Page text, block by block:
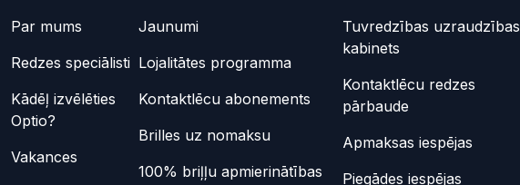
Par mums
Redzes speciālisti
Kādēļ izvēlēties
Optio?
Vakances
Jaunumi
Lojalitātes programma
Kontaktlēcu abonements
Brilles uz nomaksu
100% briļļu apmierinātības
Tuvredzības uzraudzības
kabinets
Kontaktlēcu redzes
pārbaude
Apmaksas iespējas
Piegādes iespējas